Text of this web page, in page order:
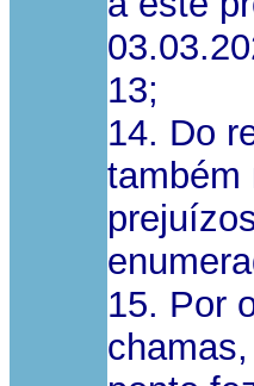
13;
14. Do
também
15. Por